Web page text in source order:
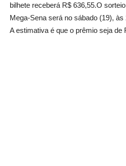
bilhete receberá R$ 636,55.O
Mega-Sena será no sábado (19),
A estimativa é que o prêmio seja de